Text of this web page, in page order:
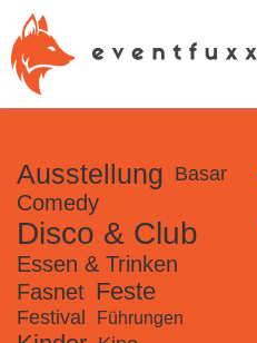
Ausstellung Basar
Comedy
Disco & Club
Essen & Trinken
Fasnet Feste
Festival Führungen